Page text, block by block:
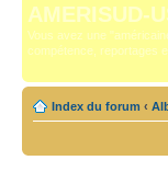
AMERISUD-
Vous avez une
compétence, reportages
Index du forum ‹